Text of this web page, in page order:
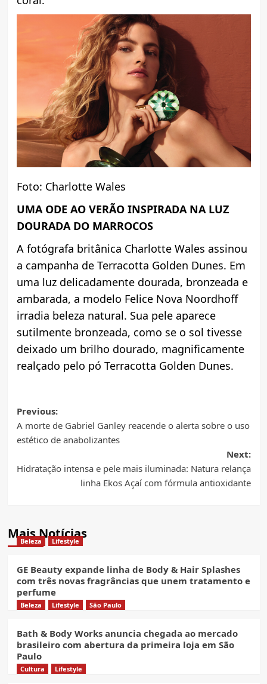
Foto: Charlotte Wales
UMA ODE AO VERÃO INSPIRADA NA LUZ
DOURADA DO MARROCOS
A fotógrafa britânica Charlotte Wales assinou
a campanha de Terracotta Golden Dunes. Em
uma luz delicadamente dourada, bronzeada e
ambarada, a modelo Felice Nova Noordhoff
irradia beleza natural. Sua pele aparece
sutilmente bronzeada, como se o sol tivesse
deixado um brilho dourado, magnificamente
realçado pelo pó Terracotta Golden Dunes.
Post
navigation
Previous:
A morte de Gabriel Ganley reacende o alerta sobre o uso
estético de anabolizantes
Next:
Hidratação intensa e pele mais iluminada: Natura relança
linha Ekos Açaí com fórmula antioxidante
Mais Notícias
Beleza Lifestyle
GE Beauty expande linha de Body & Hair Splashes
com três novas fragrâncias que unem tratamento e
perfume
Beleza Lifestyle São Paulo
Bath & Body Works anuncia chegada ao mercado
brasileiro com abertura da primeira loja em São
Paulo
Cultura Lifestyle